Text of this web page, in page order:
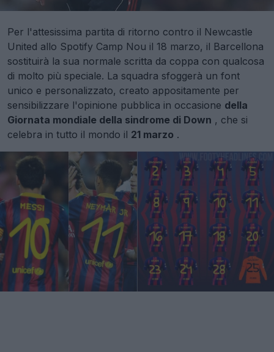
Per l'attesissima partita di ritorno contro il Newcastle
United allo Spotify Camp Nou il 18 marzo, il Barcellona
sostituirà la sua normale scritta da coppa con qualcosa
di molto più speciale. La squadra sfoggerà un font
unico e personalizzato, creato appositamente per
sensibilizzare l'opinione pubblica in occasione della
Giornata mondiale della sindrome di Down , che si
celebra in tutto il mondo il 21 marzo .